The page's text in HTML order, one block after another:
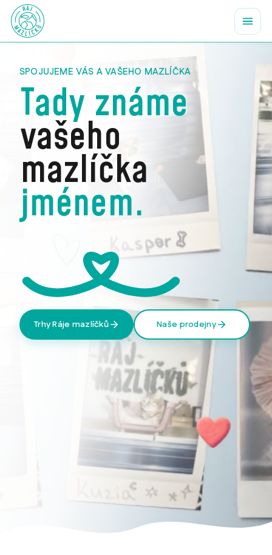
SPOJUJEME VÁS A VAŠEHO MAZLÍČKA
Tady známe
vašeho
mazlíčka
jménem.
Trhy Ráje mazlíčků Naše prodejny